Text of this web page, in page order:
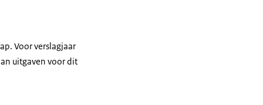
Voor verslagjaar
uitgaven voor dit